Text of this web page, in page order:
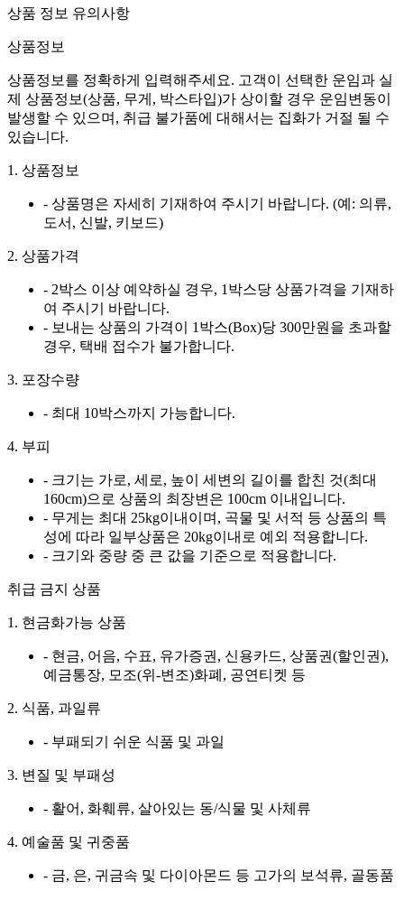
상품 정보 유의사항
상품정보
상품정보를 정확하게 입력해주세요. 고객이 선택한 운임과 실
제 상품정보(상품, 무게, 박스타입)가 상이할 경우 운임변동이
발생할 수 있으며, 취급 불가품에 대해서는 집화가 거절 될 수
있습니다.
1. 상품정보
- 상품명은 자세히 기재하여 주시기 바랍니다. (예: 의류,
도서, 신발, 키보드)
2. 상품가격
- 2박스 이상 예약하실 경우, 1박스당 상품가격을 기재하
여 주시기 바랍니다.
- 보내는 상품의 가격이 1박스(Box)당 300만원을 초과할
경우, 택배 접수가 불가합니다.
3. 포장수량
- 최대 10박스까지 가능합니다.
4. 부피
- 크기는 가로, 세로, 높이 세변의 길이를 합친 것(최대
160cm)으로 상품의 최장변은 100cm 이내입니다.
- 무게는 최대 25kg이내이며, 곡물 및 서적 등 상품의 특
성에 따라 일부상품은 20kg이내로 예외 적용합니다.
- 크기와 중량 중 큰 값을 기준으로 적용합니다.
취급 금지 상품
1. 현금화가능 상품
- 현금, 어음, 수표, 유가증권, 신용카드, 상품권(할인권),
예금통장, 모조(위-변조)화폐, 공연티켓 등
2. 식품, 과일류
- 부패되기 쉬운 식품 및 과일
3. 변질 및 부패성
- 활어, 화훼류, 살아있는 동/식물 및 사체류
4. 예술품 및 귀중품
- 금, 은, 귀금속 및 다이아몬드 등 고가의 보석류, 골동품